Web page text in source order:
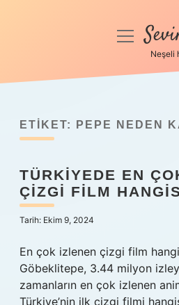
Anasayfa
Yasal Uyarı
Hakkımızda
menüyü
Neşeli
ETIKET: PEPE NEDEN
TÜRKIYEDE EN
ÇIZGI FILM
Tarih: Ekim 9, 2024
En çok izlenen çizgi film
Göbeklitepe, 3.44 milyon
zamanların en çok izlenen
Türkiye’nin ilk çizgi filmi